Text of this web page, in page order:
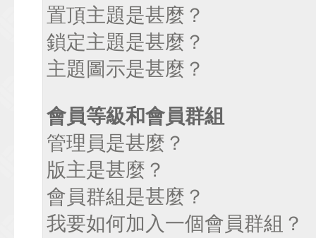
置頂主題是甚麼？
鎖定主題是甚麼？
主題圖示是甚麼？
會員等級和會員群組
管理員是甚麼？
版主是甚麼？
會員群組是甚麼？
我要如何加入一個會員群組？